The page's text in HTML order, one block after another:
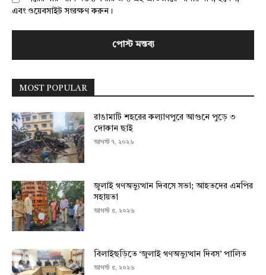
এবং ওয়েবসাইট সংরক্ষণ করুন।
MOST POPULAR
রাঙামাটি শহরের কল্যাণপুরে আগুনে পুড়ে ৩
দোকান ছাই
আগস্ট ৭, ২০২৬
জুলাই গণঅভ্যুত্থান দিবসে সভা; আহতদের এমপির
সহায়তা
আগস্ট ৫, ২০২৬
বিলাইছড়িতে ‘জুলাই গণঅভ্যুত্থান দিবস’ পালিত
আগস্ট ৫, ২০২৬